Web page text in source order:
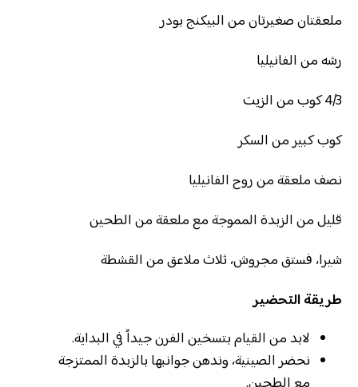
ملعقتان صغيرتان من البيكنج بودر
رشه من الفانيليا
4/3 كوب من الزيت
كوب كبير من السكر
نصف ملعقة من روح الفانيليا
قليل من الزبدة المموجة مع ملعقة من الطحين
شيرا، فستق مجروش، ثلاث ملاعق من القشطة
طريقة التحضير
لابد من القيام بتسخين الفرن جيداً في البداية.
نحضر الصينية، وندهن جوانبها بالزبدة الممتزجة